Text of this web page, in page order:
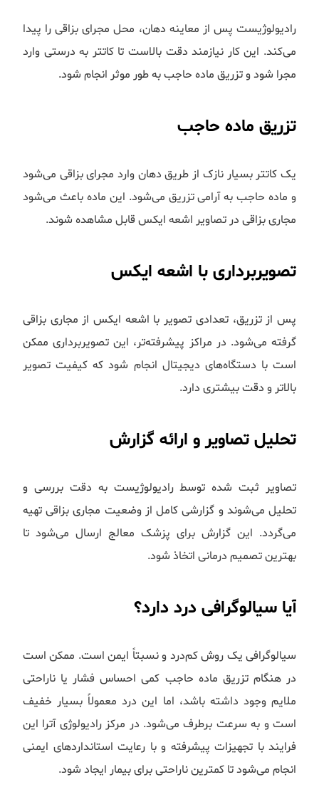
رادیولوژیست پس از معاینه دهان، محل مجرای بزاقی را پیدا
می‌کند. این کار نیازمند دقت بالاست تا کاتتر به درستی وارد
مجرا شود و تزریق ماده حاجب به طور موثر انجام شود.
تزریق ماده حاجب
یک کاتتر بسیار نازک از طریق دهان وارد مجرای بزاقی می‌شود
و ماده حاجب به آرامی تزریق می‌شود. این ماده باعث می‌شود
مجاری بزاقی در تصاویر اشعه ایکس قابل مشاهده شوند.
تصویربرداری با اشعه ایکس
پس از تزریق، تعدادی تصویر با اشعه ایکس از مجاری بزاقی
گرفته می‌شود. در مراکز پیشرفته‌تر، این تصویربرداری ممکن
است با دستگاه‌های دیجیتال انجام شود که کیفیت تصویر
بالاتر و دقت بیشتری دارد.
تحلیل تصاویر و ارائه گزارش
تصاویر ثبت شده توسط رادیولوژیست به دقت بررسی و
تحلیل می‌شوند و گزارشی کامل از وضعیت مجاری بزاقی تهیه
می‌گردد. این گزارش برای پزشک معالج ارسال می‌شود تا
بهترین تصمیم درمانی اتخاذ شود.
آیا سیالوگرافی درد دارد؟
سیالوگرافی یک روش کم‌درد و نسبتاً ایمن است. ممکن است
در هنگام تزریق ماده حاجب کمی احساس فشار یا ناراحتی
ملایم وجود داشته باشد، اما این درد معمولاً بسیار خفیف
است و به سرعت برطرف می‌شود. در مرکز رادیولوژی آترا این
فرایند با تجهیزات پیشرفته و با رعایت استانداردهای ایمنی
انجام می‌شود تا کمترین ناراحتی برای بیمار ایجاد شود.